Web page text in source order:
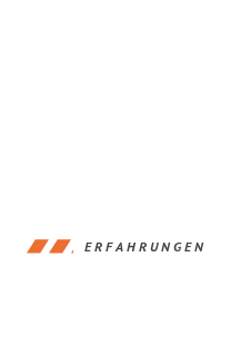
ERFAHRUNGEN